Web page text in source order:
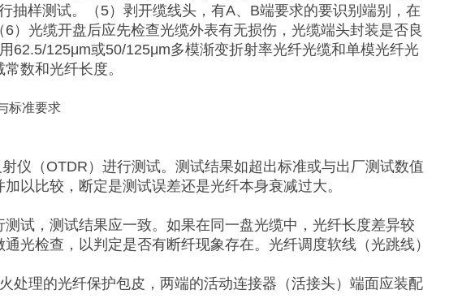
抽样测试。（5）剥开缆线头，有A、B端要求的要识别端别，在
）光缆开盘后应先检查光缆外表有无损伤，光缆端头封装是否良
62.5/125μm或50/125μm多模渐变折射率光纤光缆和单模光纤光
数和光纤长度。
仪（OTDR）进行测试。测试结果如超出标准或与出厂测试数值
以比较，断定是测试误差还是光纤本身衰减过大。
试，测试结果应一致。如果在同一盘光缆中，光纤长度差异较
光检查，以判定是否有断纤现象存在。光纤调度软线（光跳线）
处理的光纤保护包皮，两端的活动连接器（活接头）端面应装配